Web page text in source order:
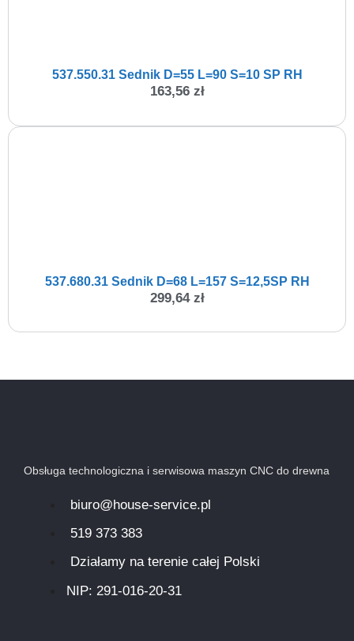
537.550.31 Sednik D=55 L=90 S=10 SP RH
163,56 zł
537.680.31 Sednik D=68 L=157 S=12,5SP RH
299,64 zł
Obsługa technologiczna i serwisowa maszyn CNC do drewna
biuro@house-service.pl
519 373 383
Działamy na terenie całej Polski
NIP: 291-016-20-31​